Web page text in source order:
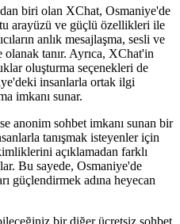
biri olan XChat, Osmaniye'de
arayüzü ve güçlü özellikleri ile
anlık mesajlaşma, sesli ve
tanır. Ayrıca, XChat'in
oluşturma seçenekleri de
insanlarla ortak ilgi
imkanı sunar.
anonim sohbet imkanı sunan bir
tanışmak isteyenler için
açıklamadan farklı
Bu sayede, Osmaniye'de
güçlendirmek adına heyecan